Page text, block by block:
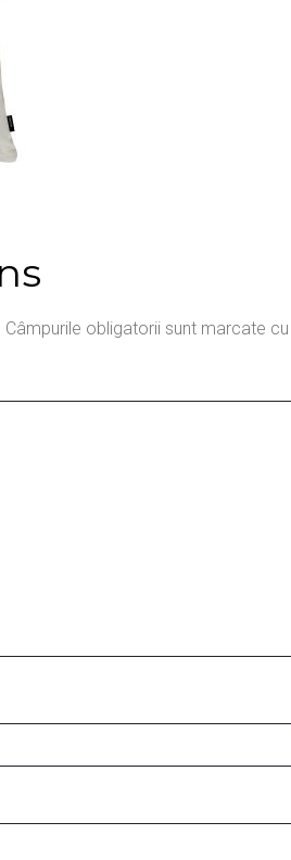
Câmpurile obligatorii sunt marcate cu